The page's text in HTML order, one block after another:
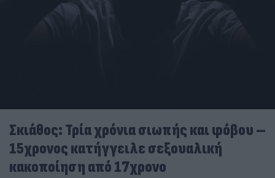
Σκιάθος: Τρία χρόνια σιωπής και φόβου –
15χρονος κατήγγειλε σεξουαλική
κακοποίηση από 17χρονο